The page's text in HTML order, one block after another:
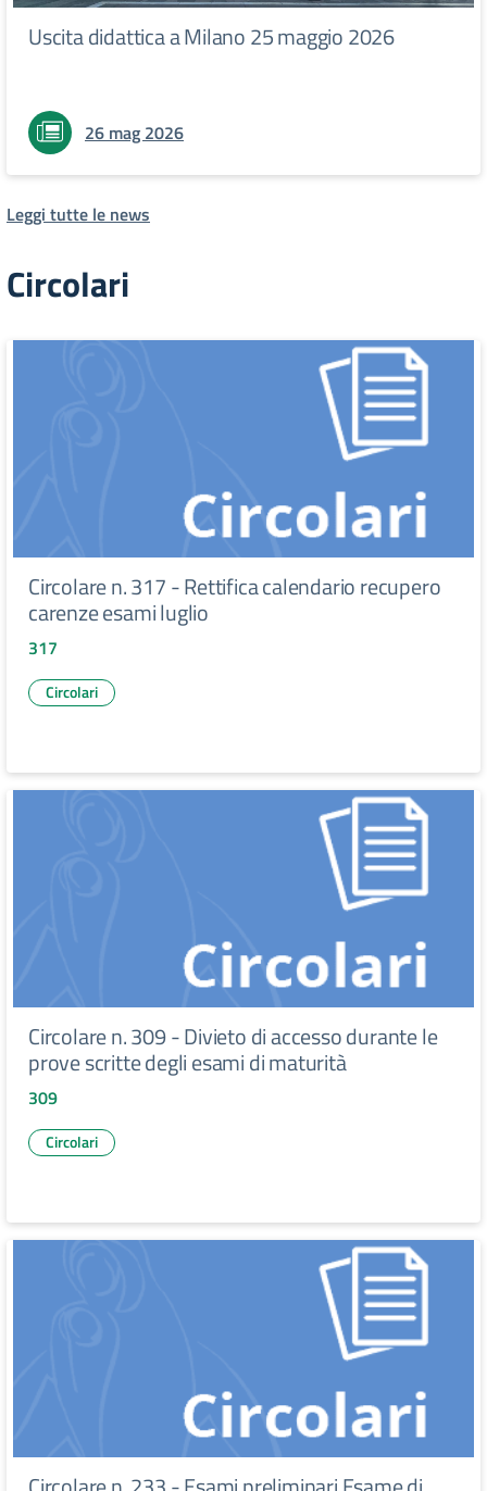
Uscita didattica a Milano 25 maggio 2026
26 mag 2026
Leggi tutte le news
Circolari
Circolare n. 317 - Rettifica calendario recupero
carenze esami luglio
317
Circolari
Circolare n. 309 - Divieto di accesso durante le
prove scritte degli esami di maturità
309
Circolari